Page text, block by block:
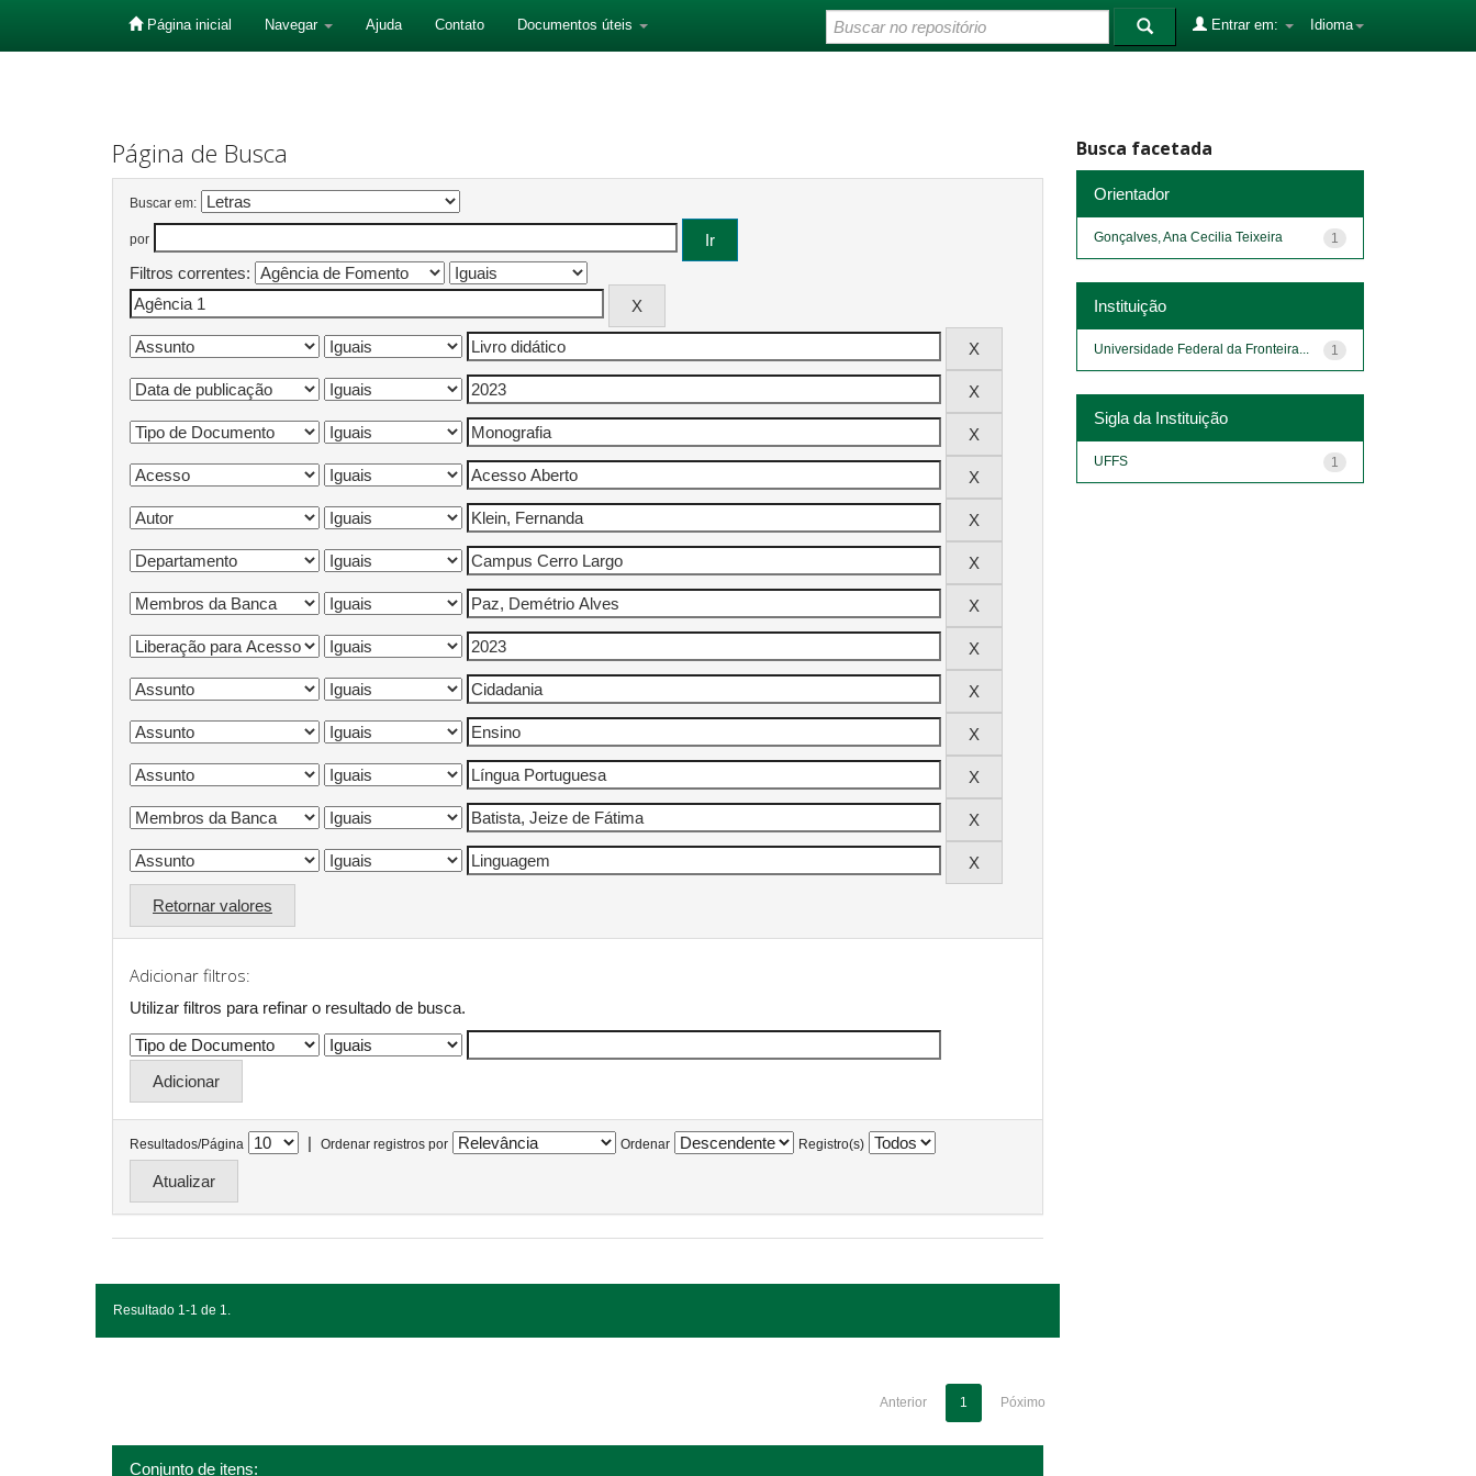
Página inicial Navegar Ajuda Contato Documentos úteis Idioma
Entrar em:
Página de Busca
Buscar em:
por
Filtros correntes:
Retornar valores
Adicionar filtros:
Utilizar filtros para refinar o resultado de busca.
Resultados/Página | Ordenar registros por Ordenar Registro(s)
Resultado 1-1 de 1.
Anterior 1 Póximo
Conjunto de itens:
Busca facetada
Orientador
1
Gonçalves, Ana Cecilia Teixeira
Instituição
1
Universidade Federal da Fronteira...
Sigla da Instituição
1
UFFS